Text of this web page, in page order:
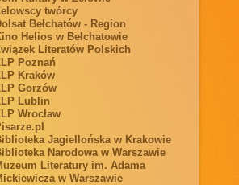
twórcy
Bełchatów - Region
Helios w Bełchatowie
Literatów Polskich
Poznań
Kraków
Gorzów
Lublin
Wrocław
Jagiellońska w Krakowie
Narodowa w Warszawie
Literatury im. Adama
w Warszawie